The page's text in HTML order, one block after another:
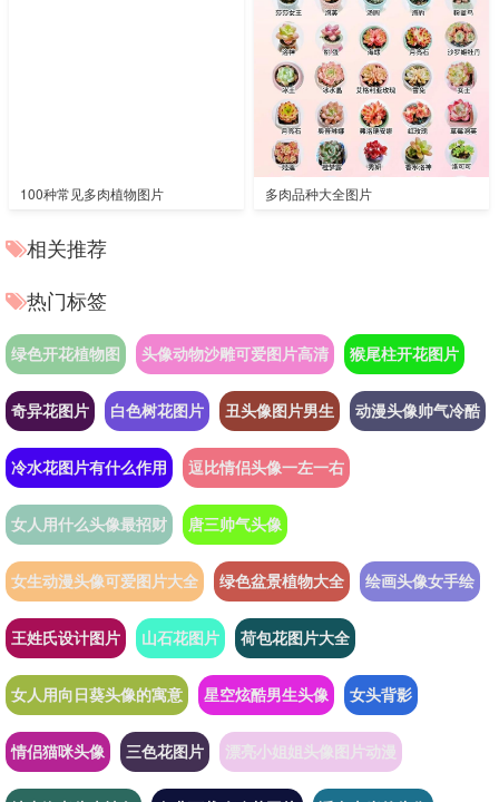
100种常见多肉植物图片 多肉品种大全图片
相关推荐
热门标签
绿色开花植物图 头像动物沙雕可爱图片高清 猴尾柱开花图片
奇异花图片 白色树花图片 丑头像图片男生 动漫头像帅气冷酷
冷水花图片有什么作用 逗比情侣头像一左一右
女人用什么头像最招财 唐三帅气头像
女生动漫头像可爱图片大全 绿色盆景植物大全 绘画头像女手绘
王姓氏设计图片 山石花图片 荷包花图片大全
女人用向日葵头像的寓意 星空炫酷男生头像 女头背影
情侣猫咪头像 三色花图片 漂亮小姐姐头像图片动漫